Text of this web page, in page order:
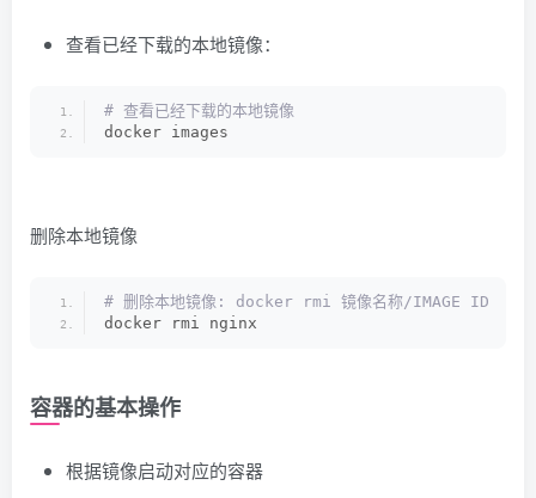
查看已经下载的本地镜像：
# 查看已经下载的本地镜像
docker images
删除本地镜像
# 删除本地镜像: docker rmi 镜像名称/IMAGE ID
docker rmi nginx
容器的基本操作
根据镜像启动对应的容器